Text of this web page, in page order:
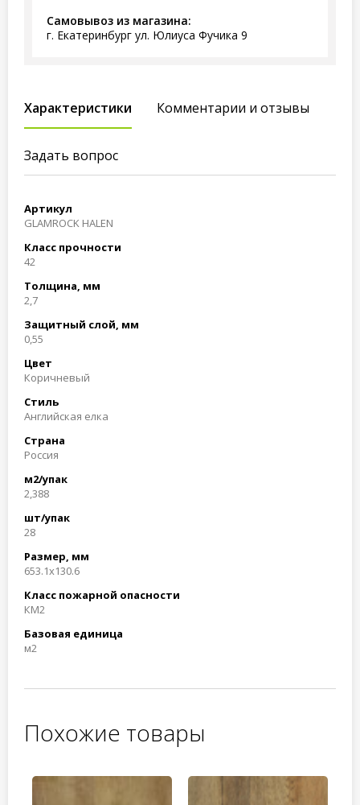
Самовывоз из магазина:
г. Екатеринбург ул. Юлиуса Фучика 9
Характеристики Комментарии и отзывы
Задать вопрос
Артикул
GLAMROCK HALEN
Класс прочности
42
Толщина, мм
2,7
Защитный слой, мм
0,55
Цвет
Коричневый
Стиль
Английская елка
Страна
Россия
м2/упак
2,388
шт/упак
28
Размер, мм
653.1x130.6
Класс пожарной опасности
КМ2
Базовая единица
м2
Похожие товары